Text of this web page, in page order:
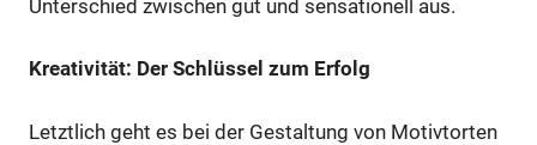
Unterschied zwischen gut und sensationell aus.
Kreativität: Der Schlüssel zum Erfolg
Letztlich geht es bei der Gestaltung von Motivtorten